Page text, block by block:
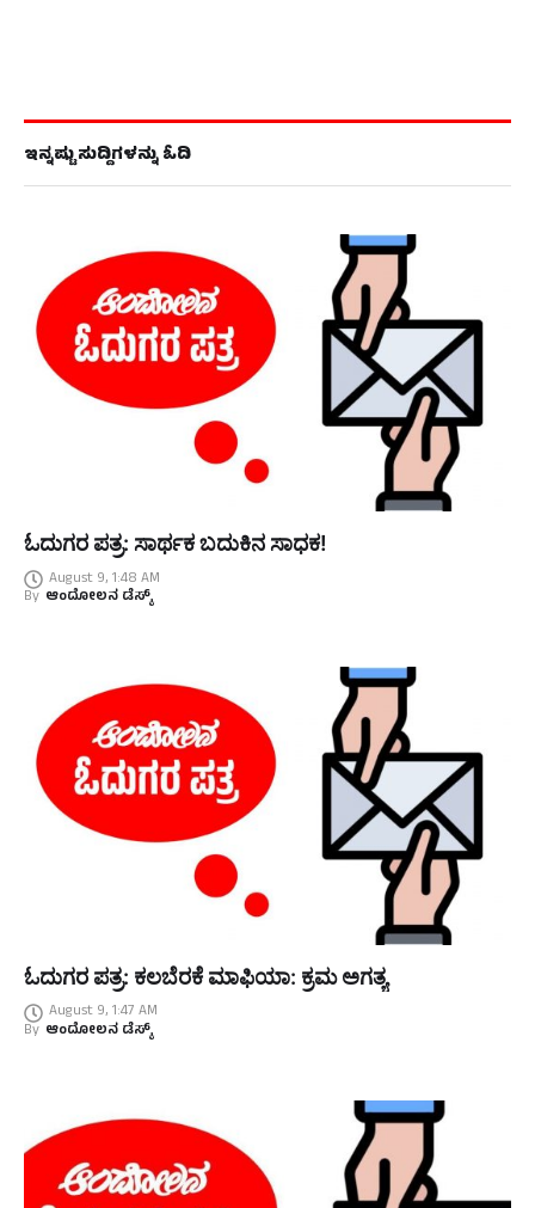
ಇನ್ನಷ್ಟು ಸುದ್ದಿಗಳನ್ನು ಓದಿ
ಓದುಗರ ಪತ್ರ: ಸಾರ್ಥಕ ಬದುಕಿನ ಸಾಧಕ!
August 9, 1:48 AM
By ಆಂದೋಲನ ಡೆಸ್ಕ್
ಓದುಗರ ಪತ್ರ: ಕಲಬೆರಕೆ ಮಾಫಿಯಾ: ಕ್ರಮ ಅಗತ್ಯ
August 9, 1:47 AM
By ಆಂದೋಲನ ಡೆಸ್ಕ್